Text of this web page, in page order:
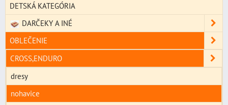
DETSKÁ KATEGÓRIA
DARČEKY A INÉ
OBLEČENIE
CROSS,ENDURO
dresy
nohavice